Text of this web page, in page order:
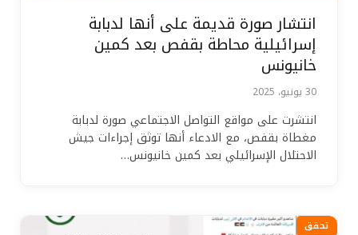
انتشار صورة قديمة على أنها لدبابة
إسرائيلية محاطة بقفص بعد كمين
خانيونس
30 يونيو، 2025
انتشرت على مواقع التواصل الاجتماعي صورة لدبابة
مغطاة بقفص، مع الادعاء أنها توثق إجراءات جيش
الاحتلال الإسرائيلي بعد كمين خانيونس…
تحقق